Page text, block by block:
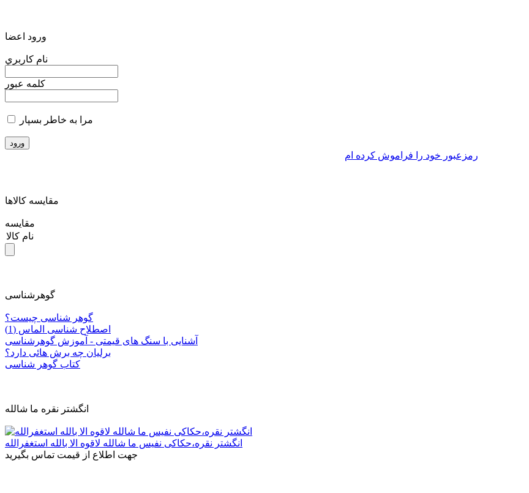
ورود اعضا
نام کاربري
کلمه عبور
مرا به خاطر بسپار
رمزعبور خود را فراموش کرده ام
مقايسه کالاها
مقایسه
نام کالا
گوهرشناسی
گوهر شناسی چیست؟
اصطلاح شناسی الماس (1)
آشنایی با سنگ های قیمتی - آموزش گوهرشناسی
برلیان چه برش هائی دارد؟
کتاب گوهر شناسی
انگشتر نقره ما شالله
انگشتر نقره،حکاکی نفیس ما شالله لاقوه الا بالله استغفرالله
جهت اطلاع از قیمت تماس بگیرید